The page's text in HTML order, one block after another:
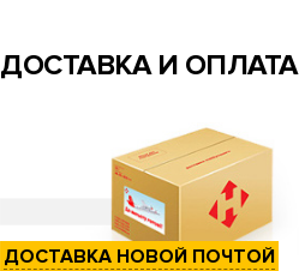
ДОСТАВКА И ОПЛАТА
ДОСТАВКА НОВОЙ ПОЧТОЙ